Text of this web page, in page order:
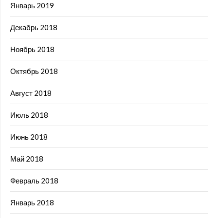
Январь 2019
Декабрь 2018
Ноябрь 2018
Октябрь 2018
Август 2018
Июль 2018
Июнь 2018
Май 2018
Февраль 2018
Январь 2018